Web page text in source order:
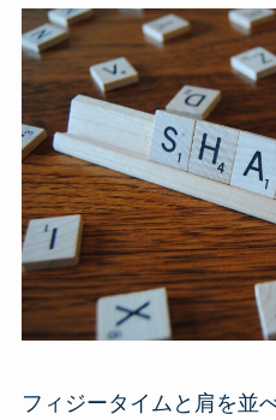
フィジータイムと肩を並